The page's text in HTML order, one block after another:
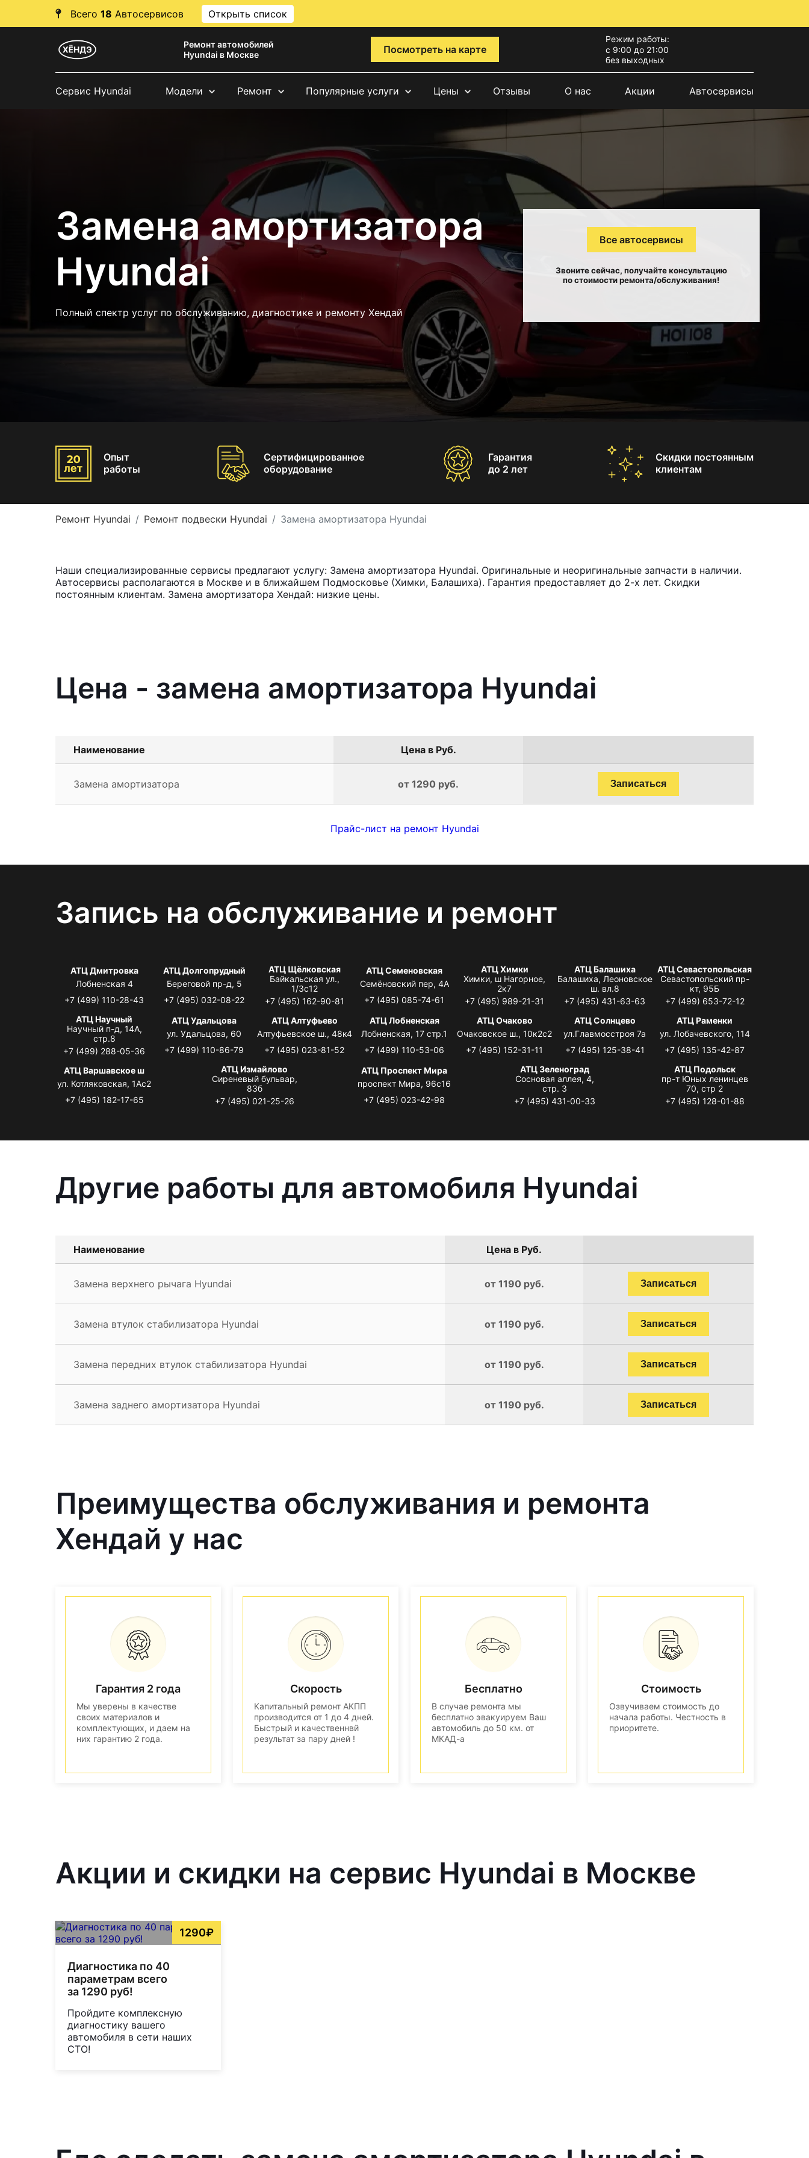
Всего 18 Автосервисов Открыть список
Ремонт автомобилей
Hyundai в Москве
Посмотреть на карте
Режим работы:
с 9:00 до 21:00
без выходных
Сервис Hyundai Модели Ремонт Популярные услуги Цены Отзывы О нас Акции Автосервисы
Замена амортизатора
Hyundai
Полный спектр услуг по обслуживанию, диагностике и ремонту Хендай
Все автосервисы
Звоните сейчас, получайте консультацию
по стоимости ремонта/обслуживания!
Опыт
работы
Сертифицированное
оборудование
Гарантия
до 2 лет
Скидки постоянным
клиентам
Ремонт Hyundai Ремонт подвески Hyundai Замена амортизатора Hyundai
Наши специализированные сервисы предлагают услугу: Замена амортизатора Hyundai. Оригинальные и неоригинальные запчасти в наличии.
Автосервисы располагаются в Москве и в ближайшем Подмосковье (Химки, Балашиха). Гарантия предоставляет до 2-х лет. Скидки
постоянным клиентам. Замена амортизатора Хендай: низкие цены.
Цена - замена амортизатора Hyundai
Наименование Цена в Руб.
Замена амортизатора от 1290 руб. Записаться
Прайс-лист на ремонт Hyundai
Запись на обслуживание и ремонт
АТЦ Дмитровка
Лобненская 4
+7 (499) 110-28-43
АТЦ Долгопрудный
Береговой пр-д, 5
+7 (495) 032-08-22
АТЦ Щёлковская
Байкальская ул.,
1/3с12
+7 (495) 162-90-81
АТЦ Семеновская
Семёновский пер, 4А
+7 (495) 085-74-61
АТЦ Химки
Химки, ш Нагорное,
2к7
+7 (495) 989-21-31
АТЦ Балашиха
Балашиха, Леоновское
ш. вл.8
+7 (495) 431-63-63
АТЦ Севастопольская
Севастопольский пр-
кт, 95Б
+7 (499) 653-72-12
АТЦ Научный
Научный п-д, 14А,
стр.8
+7 (499) 288-05-36
АТЦ Удальцова
ул. Удальцова, 60
+7 (499) 110-86-79
АТЦ Алтуфьево
Алтуфьевское ш., 48к4
+7 (495) 023-81-52
АТЦ Лобненская
Лобненская, 17 стр.1
+7 (499) 110-53-06
АТЦ Очаково
Очаковское ш., 10к2с2
+7 (495) 152-31-11
АТЦ Солнцево
ул.Главмосстроя 7а
+7 (495) 125-38-41
АТЦ Раменки
ул. Лобачевского, 114
+7 (495) 135-42-87
АТЦ Варшавское ш
ул. Котляковская, 1Ас2
+7 (495) 182-17-65
АТЦ Измайлово
Сиреневый бульвар,
83б
+7 (495) 021-25-26
АТЦ Проспект Мира
проспект Мира, 96с16
+7 (495) 023-42-98
АТЦ Зеленоград
Сосновая аллея, 4,
стр. 3
+7 (495) 431-00-33
АТЦ Подольск
пр-т Юных ленинцев
70, стр 2
+7 (495) 128-01-88
Другие работы для автомобиля Hyundai
Наименование Цена в Руб.
Замена верхнего рычага Hyundai от 1190 руб. Записаться
Замена втулок стабилизатора Hyundai от 1190 руб. Записаться
Замена передних втулок стабилизатора Hyundai от 1190 руб. Записаться
Замена заднего амортизатора Hyundai от 1190 руб. Записаться
Преимущества обслуживания и ремонта
Хендай у нас
Гарантия 2 года
Мы уверены в качестве
своих материалов и
комплектующих, и даем на
них гарантию 2 года.
Скорость
Капитальный ремонт АКПП
производится от 1 до 4 дней.
Быстрый и качественнвй
результат за пару дней !
Бесплатно
В случае ремонта мы
бесплатно эвакуируем Ваш
автомобиль до 50 км. от
МКАД-а
Стоимость
Озвучиваем стоимость до
начала работы. Честность в
приоритете.
Акции и скидки на сервис Hyundai в Москве
1290₽
Диагностика по 40
параметрам всего
за 1290 руб!
Пройдите комплексную
диагностику вашего
автомобиля в сети наших
СТО!